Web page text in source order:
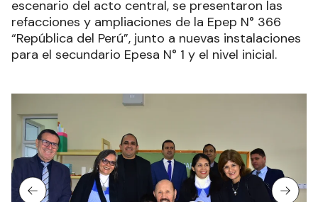
escenario del acto central, se presentaron las
refacciones y ampliaciones de la Epep N° 366
“República del Perú”, junto a nuevas instalaciones
para el secundario Epesa N° 1 y el nivel inicial.